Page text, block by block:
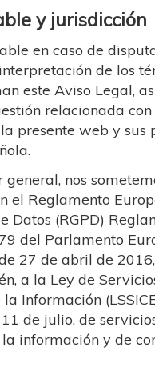
y jurisdicción
en caso de
de los
este Aviso Legal,
relacionada con
presente web y sus
general, nos
el Reglamento
Datos (RGPD)
del Parlamento
27 de abril de
a la Ley de
Información
de julio, de
información y de